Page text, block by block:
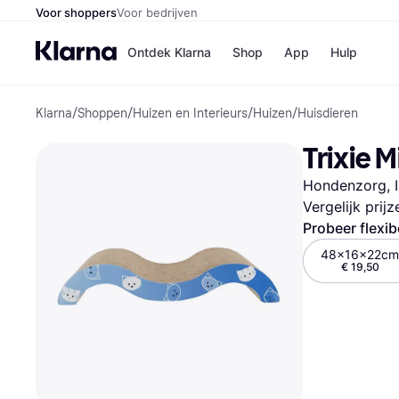
Voor shoppersVoor bedrijven
Ontdek Klarna Shop
Winkels
Bol
H&M
App Hulp
Klarna/Shoppen/Huizen en Interieurs/Huizen/Huisdieren
Trixie
Hondenzorg,
Vergelijk
Probeer
48x16x22cm
€ 19,50